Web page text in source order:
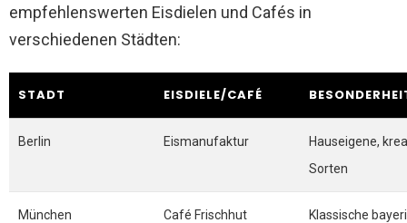
empfehlenswerten Eisdielen und Cafés in
verschiedenen Städten:
STADT EISDIELE/CAFÉ
Berlin Eismanufaktur
Hauseigene,
Sorten
München Café Frischhut
Klassische